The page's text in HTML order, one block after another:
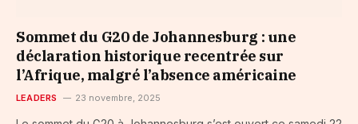
Sommet du G20 de Johannesburg : une
déclaration historique recentrée sur
l’Afrique, malgré l’absence américaine
LEADERS 23 novembre, 2025